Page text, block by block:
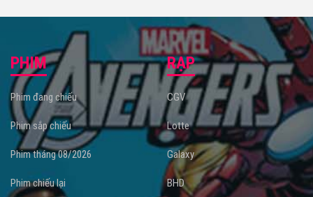
PHIM
Phim đang chiếu
Phim sắp chiếu
Phim tháng 08/2026
Phim chiếu lại
RẠP
CGV
Lotte
Galaxy
BHD